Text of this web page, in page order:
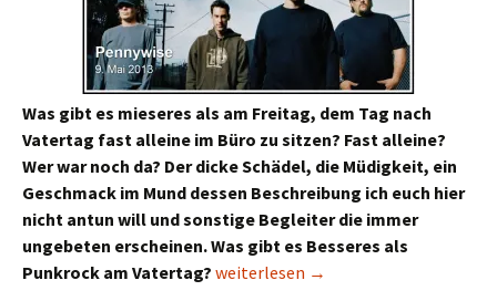
Was gibt es mieseres als am Freitag, dem Tag nach
Vatertag fast alleine im Büro zu sitzen? Fast alleine?
Wer war noch da? Der dicke Schädel, die Müdigkeit, ein
Geschmack im Mund dessen Beschreibung ich euch hier
nicht antun will und sonstige Begleiter die immer
ungebeten erscheinen. Was gibt es Besseres als
Punkrock am Vatertag? Pennywise
weiterlesen →